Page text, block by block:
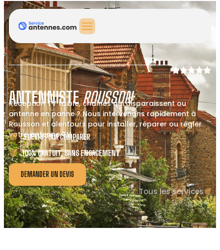
ANTENNISTEROUSSON
Réception TV faible, chaînes qui disparaissent ou
antenne en panne ? Nous intervenons rapidement à
Rousson et alentours pour installer, réparer ou régler
votre antenne TV.
3 DEVIS POUR COMPARER
100% GRATUIT, SANS ENGAGEMENT
DEMANDER UN DEVIS
Tous les services